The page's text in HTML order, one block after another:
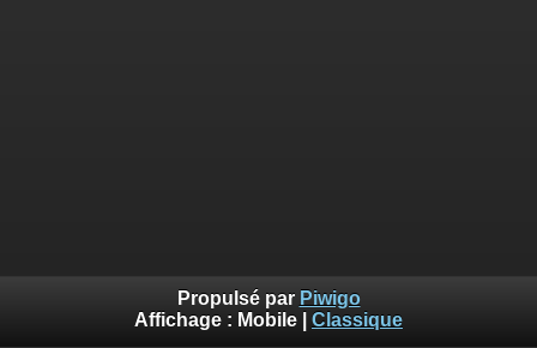
Propulsé par Piwigo
Affichage : Mobile Classique